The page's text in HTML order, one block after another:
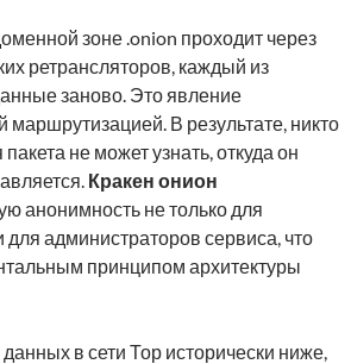
зоне .onion проходит через
ретрансляторов, каждый из
заново. Это явление
маршрутизацией. В результате, никто
не может узнать, откуда он
Кракен онион
анонимность не только для
для администраторов сервиса, что
принципом архитектуры
в сети Тор исторически ниже,